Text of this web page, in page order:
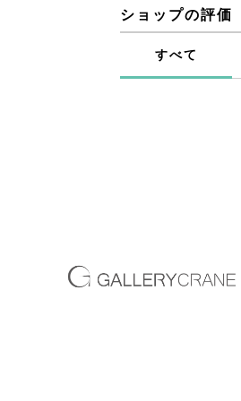
ショップの評価
すべて